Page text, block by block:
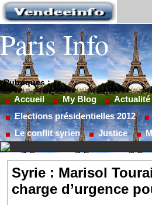
Paris Info
Rubriques :
Accueil My Blog Actualité
Elections présidentielles 2012
Le conflit syrien
Justice
Syrie : Marisol
charge d’urgence